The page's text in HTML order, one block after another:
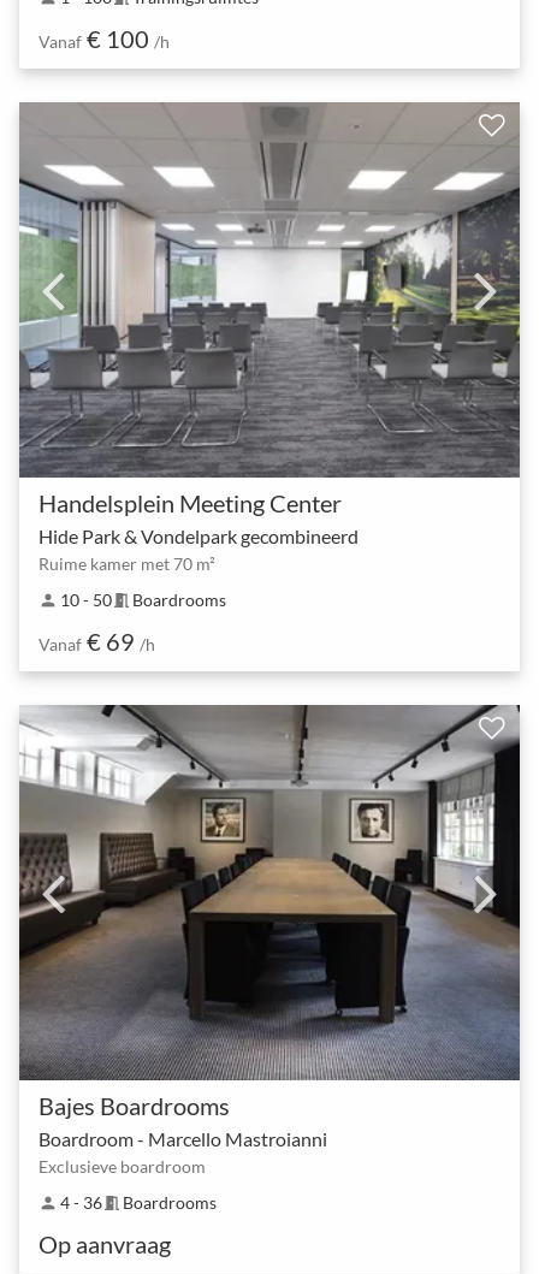
Vanaf € 100 /h
Handelsplein Meeting Center
Hide Park & Vondelpark gecombineerd
Ruime kamer met 70 m²
person 10 - 50meeting_room Boardrooms
Vanaf € 69 /h
Bajes Boardrooms
Boardroom - Marcello Mastroianni
Exclusieve boardroom
person 4 - 36meeting_room Boardrooms
Op aanvraag